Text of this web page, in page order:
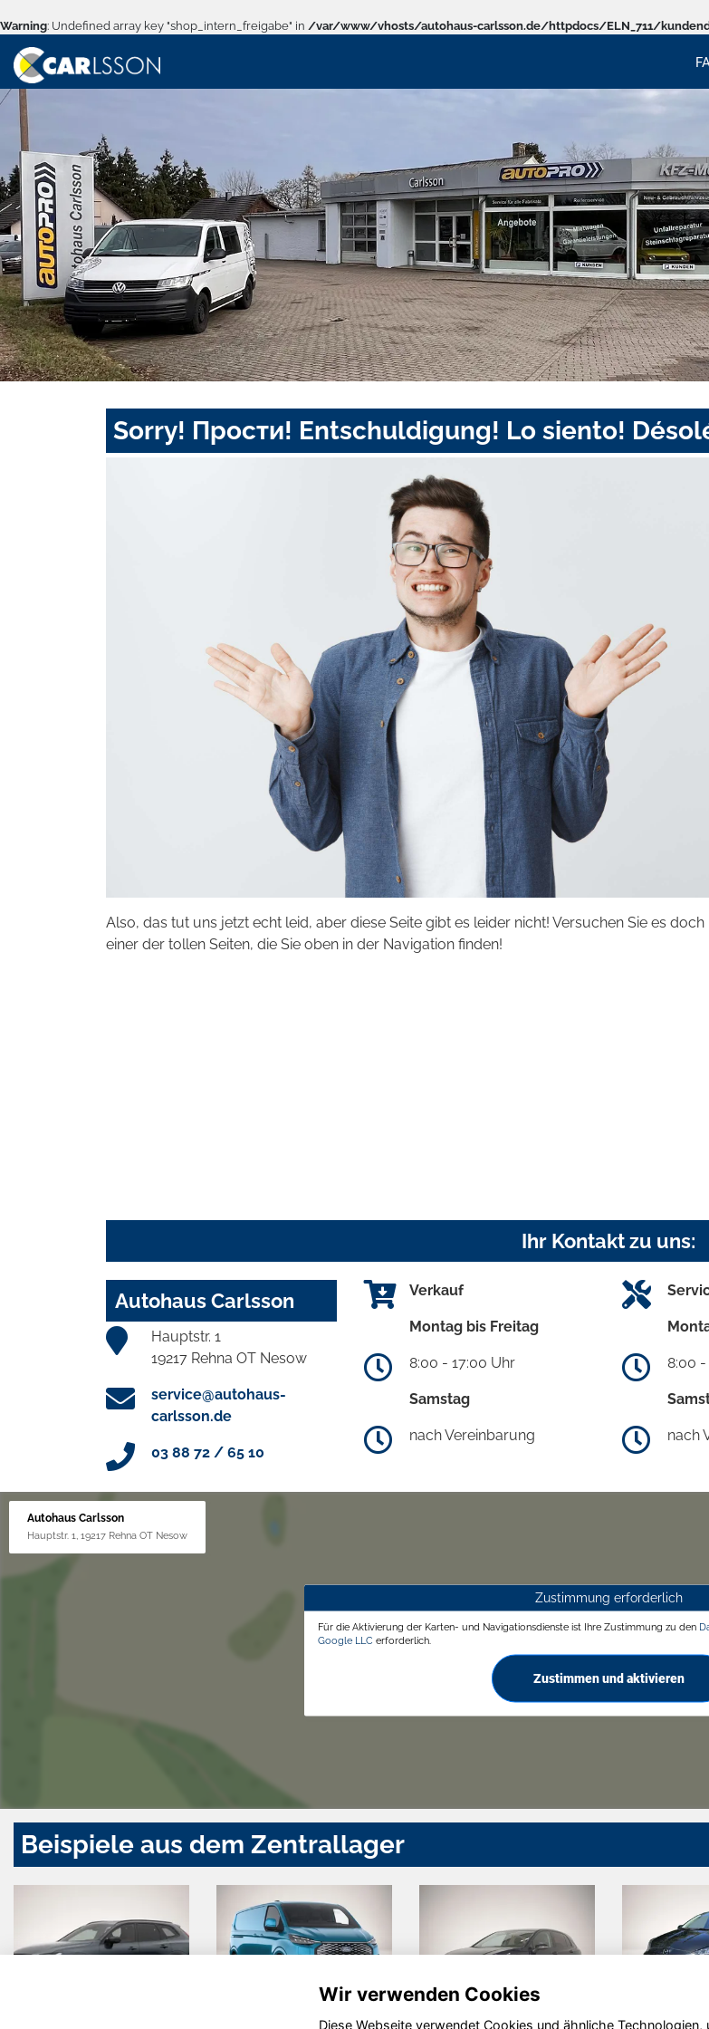
Warning: Undefined array key "shop_intern_freigabe" in /var/www/vhosts/autohaus-carlsson.de/httpdocs/ELN_711/
Sorry! Прости! Entschuldigung! Lo siento!
Also, das tut uns jetzt echt leid, aber diese Seite gibt es leider nicht! Versuchen Sie es
einer der tollen Seiten, die Sie oben in der Navigation finden!
Ihr Kontakt zu uns:
Autohaus Carlsson
Hauptstr. 1
19217 Rehna OT Nesow
service@autohaus-
carlsson.de
03 88 72 / 65 10
Verkauf
Montag bis Freitag
8:00 - 17:00 Uhr
Samstag
nach Vereinbarung
8:00 -
nach
Autohaus Carlsson
Hauptstr. 1, 19217 Rehna OT Nesow
Zustimmung erforderlich
Für die Aktivierung der Karten- und Navigationsdienste ist Ihre Zustimmung zu den
Google LLC erforderlich.
Zustimmen und aktivieren
Beispiele aus dem Zentrallager
Wir verwenden Cookies
Diese Webseite verwendet Cookies und ähnliche